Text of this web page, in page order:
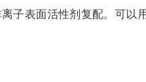
子表面活性剂复配。可以